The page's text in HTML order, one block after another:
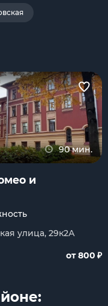
90 мин.
и
улица, 29к2А
от 800 ₽